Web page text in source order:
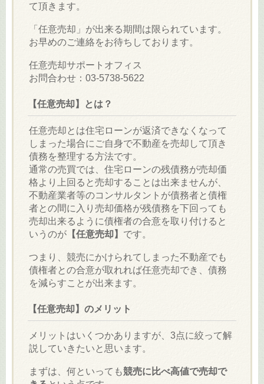
て頂きます。
「任意売却」が出来る期間は限られています。
お早めのご連絡をお待ちしております。
任意売却サポートオフィス
お問合わせ：03-5738-5622
【任意売却】とは？
任意売却とは住宅ローンが返済できなくなって
しまった場合にご自身で不動産を売却して頂き
債務を整理する方法です。
通常の売買では、住宅ローンの残債務が売却価
格より上回ると売却することは出来ませんが、
不動産業者等のコンサルタントが債務者と債権
者との間に入り売却価格が残債務を下回っても
売却出来るように債権者の合意を取り付けると
いうのが【任意売却】 です。
つまり、競売にかけられてしまった不動産でも
債権者との合意が取れれば任意売却でき、債務
を減らすことが出来ます。
【任意売却】のメリット
メリットはいくつかありますが、3点に絞って解
説していきたいと思います。
まずは、何といっても競売に比べ高値で売却で